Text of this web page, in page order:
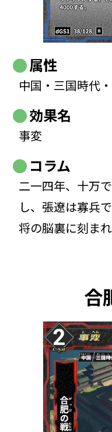
属性
中国・三国時代
効果名
事変
コラム
二一四年、十万
し、張遼は寡兵
将の脳裏に刻まれ
合